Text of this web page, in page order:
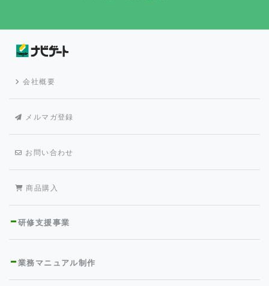
会社概要
メルマガ登録
お問い合わせ
商品購入
研修支援事業
業務マニュアル制作